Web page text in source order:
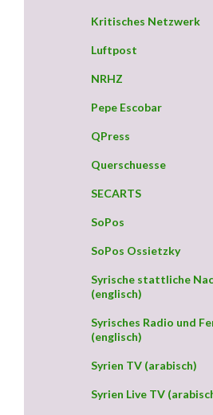
Kritisches Netzwerk
Luftpost
NRHZ
Pepe Escobar
QPress
Querschuesse
SECARTS
SoPos
SoPos Ossietzky
Syrische stattliche
(englisch)
Syrisches Radio und
(englisch)
Syrien TV (arabisch)
Syrien Live TV